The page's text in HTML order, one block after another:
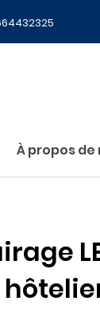
À propos de